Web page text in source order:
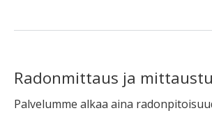
Radonmittaus ja
Palvelumme alkaa aina